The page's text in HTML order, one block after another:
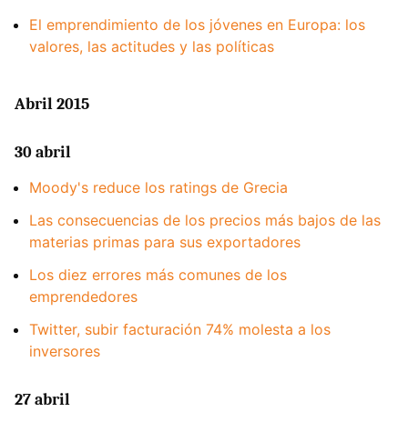
El emprendimiento de los jóvenes en Europa: los
valores, las actitudes y las políticas
Abril 2015
30 abril
Moody's reduce los ratings de Grecia
Las consecuencias de los precios más bajos de las
materias primas para sus exportadores
Los diez errores más comunes de los
emprendedores
Twitter, subir facturación 74% molesta a los
inversores
27 abril